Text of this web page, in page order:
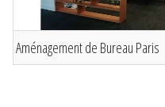
Aménagement de Bureau Paris